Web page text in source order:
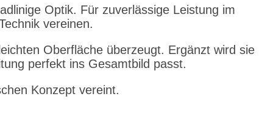
Optik. Für zuverlässige Leistung im
vereinen.
Oberfläche überzeugt. Ergänzt wird sie
perfekt ins Gesamtbild passt.
Konzept vereint.